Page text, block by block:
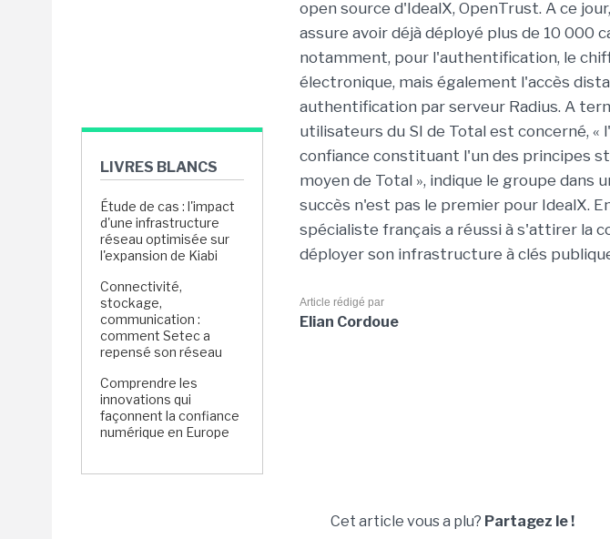
LIVRES BLANCS
Étude de cas : l'impact
d'une infrastructure
réseau optimisée sur
l'expansion de Kiabi
Connectivité,
stockage,
communication :
comment Setec a
repensé son réseau
Comprendre les
innovations qui
façonnent la confiance
numérique en Europe
open source d'IdealX, OpenTrust. A ce
assure avoir déjà déployé plus de 10 000
notamment, pour l'authentification, le
électronique, mais également l'accès
authentification par serveur Radius. A
utilisateurs du SI de Total est concerné,
confiance constituant l'un des principes
moyen de Total », indique le groupe dans
succès n'est pas le premier pour IdealX.
spécialiste français a réussi à s'attirer la
déployer son infrastructure à clés
Article rédigé par
Elian Cordoue
Cet article vous a plu? Partagez le !